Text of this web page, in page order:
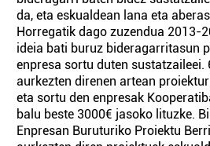
da, eta eskualdean lana eta
Horregatik dago zuzendua 2013-
ideia bati buruz bideragarritasun
enpresa sortu duten sustatzaileei.
aurkezten direnen artean
eta sortu den enpresak
balu beste 3000€ jasoko lituzke.
Enpresan Buruturiko Proiektu